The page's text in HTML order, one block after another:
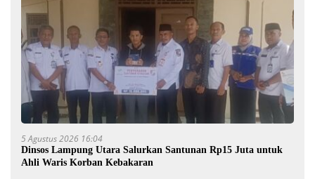
5 Agustus 2026 16:04
Dinsos Lampung Utara Salurkan Santunan Rp15 Juta untuk
Ahli Waris Korban Kebakaran